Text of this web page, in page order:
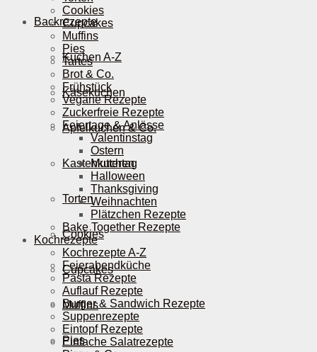
Backrezepte
Kuchen A-Z
Käsekuchen
Apfelkuchen & Co.
Kastenkuchen
Torten
Cookies
Cupcakes
Muffins
Pies
Cookies
Cupcakes
Muffins
Pies
Tartes
Brot & Co.
Frühstück
Vegane Rezepte
Zuckerfreie Rezepte
Feiertage & Anlässe
Valentinstag
Ostern
Muttertag
Halloween
Thanksgiving
Weihnachten
Plätzchen Rezepte
Bake Together Rezepte
Kochrezepte
Kochrezepte A-Z
Feierabendküche
Pasta Rezepte
Auflauf Rezepte
Burger & Sandwich Rezepte
Suppenrezepte
Eintopf Rezepte
Einfache Salatrezepte